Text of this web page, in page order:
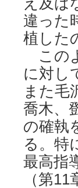
違った
植した
この
に対し
また毛
喬木、
の確執
る。特
最高指
（第